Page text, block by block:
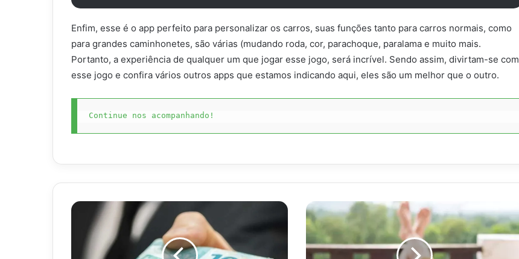
Enfim, esse é o app perfeito para personalizar os carros, suas funções tanto para carros normais, como
para grandes caminhonetes, são várias (mudando roda, cor, parachoque, paralama e muito mais.
Portanto, a experiência de qualquer um que jogar esse jogo, será incrível. Sendo assim, divirtam-se com
esse jogo e confira vários outros apps que estamos indicando aqui, eles são um melhor que o outro.
Continue nos acompanhando!